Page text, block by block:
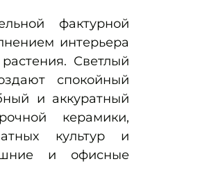
фактурной
интерьера
Светлый
спокойный
и аккуратный
керамики,
культур и
и офисные